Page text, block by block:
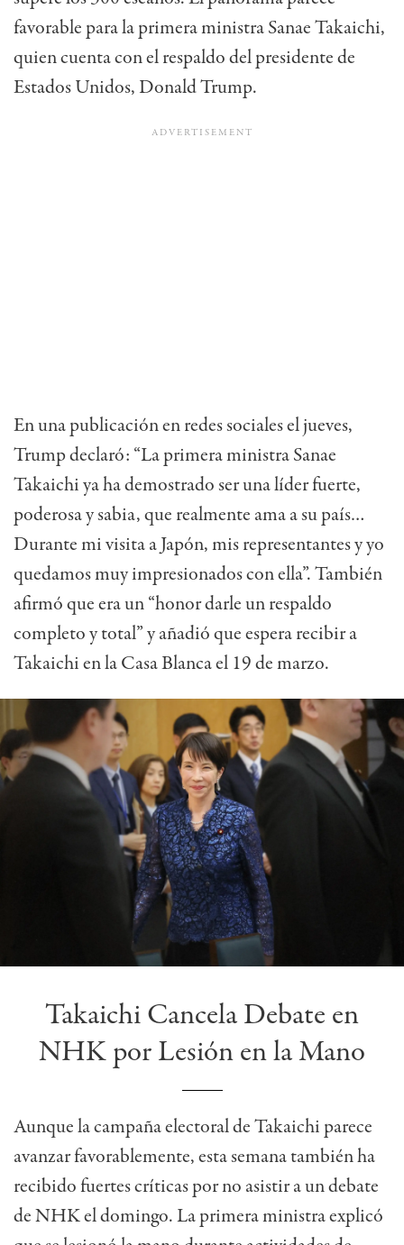
favorable para la primera ministra Sanae Takaichi,
quien cuenta con el respaldo del presidente de
Estados Unidos, Donald Trump.
En una publicación en redes sociales el jueves,
Trump declaró: “La primera ministra Sanae
Takaichi ya ha demostrado ser una líder fuerte,
poderosa y sabia, que realmente ama a su país…
Durante mi visita a Japón, mis representantes y yo
quedamos muy impresionados con ella”. También
afirmó que era un “honor darle un respaldo
completo y total” y añadió que espera recibir a
Takaichi en la Casa Blanca el 19 de marzo.
Takaichi Cancela Debate en
NHK por Lesión en la Mano
Aunque la campaña electoral de Takaichi parece
avanzar favorablemente, esta semana también ha
recibido fuertes críticas por no asistir a un debate
de NHK el domingo. La primera ministra explicó